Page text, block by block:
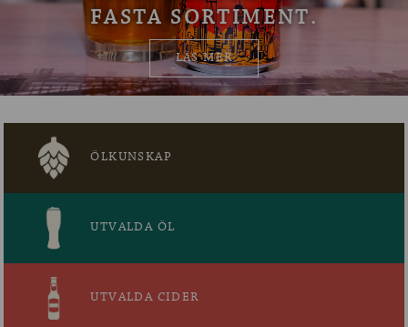
OM ÖLKOLLEN
KONTAKTA OSS
FASTA SORTIMENT.
LÄS MER
ÖLKUNSKAP
UTVALDA ÖL
UTVALDA CIDER